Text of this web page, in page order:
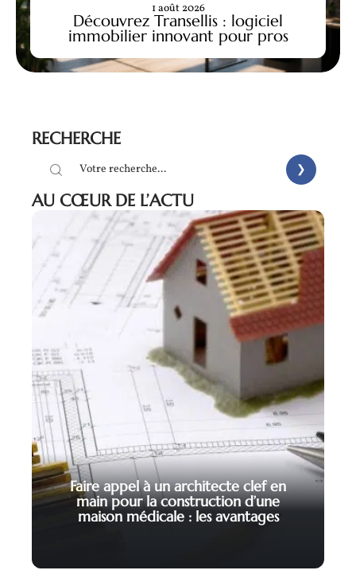
Découvrez Transellis : logiciel
immobilier innovant pour pros
1 août 2026
RECHERCHE
AU CŒUR DE L’ACTU
Faire appel à un architecte clef en
main pour la construction d’une
maison médicale : les avantages